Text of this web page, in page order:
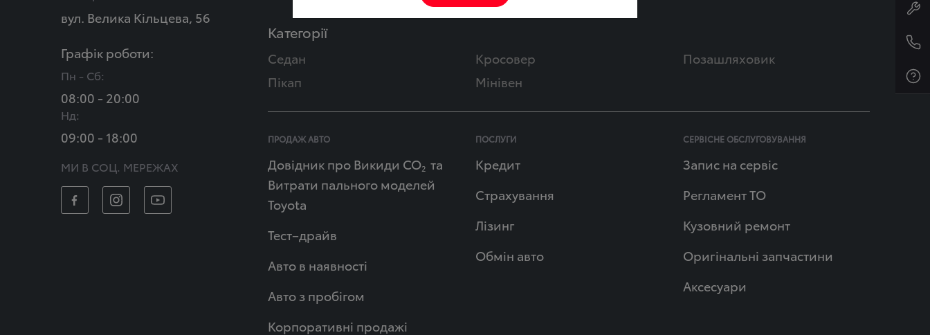
вул. Велика Кільцева, 56
Графік роботи:
Пн - Сб:
08:00 - 20:00
Нд:
09:00 - 18:00
МИ В СОЦ. МЕРЕЖАХ
Категорії
Седан Кросовер
Позашляховик
Пікап
Мінівен
ПРОДАЖ АВТО
Довідник про Викиди СО2 та
Витрати пального моделей
Toyota
Тест–драйв
Авто в наявності
Авто з пробігом
Корпоративні продажі
ПОСЛУГИ
Кредит
Страхування
Лізинг
Обмін авто
СЕРВІСНЕ ОБСЛУГОВУВАННЯ
Запис на сервіс
Регламент ТО
Кузовний ремонт
Оригінальні запчастини
Аксесуари